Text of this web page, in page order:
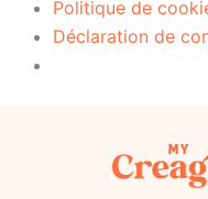
Politique de
Déclaration de